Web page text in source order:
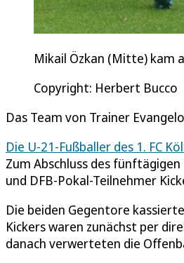
Mikail Özkan (Mitte) kam
Copyright: Herbert Bucco
Das Team von Trainer
Die U-21-Fußballer des 1. FC
Zum Abschluss des
und DFB-Pokal-Teilnehmer
Die beiden Gegentore
Kickers waren zunächst per
danach verwerteten die